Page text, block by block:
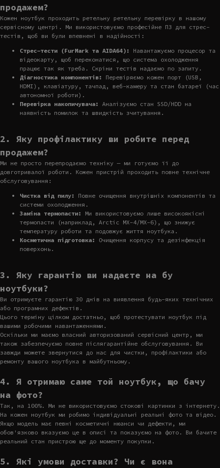
продажем?
Кожен ноутбук проходить ретельну ретельну перевірку в нашому
сервісному центрі. Ми використовуємо професійне ПЗ для стрес-
тестів, щоб ви були впевнені в надійності:
Стрес-тести (FurMark та AIDA64):
Навантажуємо процесор та
відеокарту, щоб переконатися, що система охолодження
працює так як треба. Скріни тестів надаємо по запиту.
Діагностика компонентів:
Перевіряємо кожен порт (USB,
HDMI), клавіатуру, тачпад, веб-камеру та стан батареї (час
автономної роботи).
Перевірка накопичувача:
Аналізуємо стан SSD/HDD на
наявність помилок та швидкість зчитування.
2. Яку профілактику ви робите перед
продажем?
Ми не просто перепродаємо техніку — ми готуємо її до
довготривалої роботи. Кожен пристрій проходить повне технічне
обслуговування:
Чистка від пилу:
Повне очищення внутрішніх компонентів та
системи охолодження.
Заміна термопасти:
Ми використовуємо лише високоякісні
термопасти (наприклад, Arctic MX-4/MX-6), що знижує
температуру роботи та подовжує життя ноутбука.
Косметична підготовка:
Очищення корпусу та дезінфекція
поверхонь.
3. Яку гарантію ви надаєте на бу
ноутбуки?
Ви отримуєте гарантію 30 днів на виявлення будь-яких технічних
або програмних дефектів.
Цього терміну цілком достатньо, щоб протестувати ноутбук під
вашими робочими навантаженнями.
Оскільки ми маємо власний авторизований сервісний центр, ми
також забезпечуємо повне післягарантійне обслуговування. Ви
завжди можете звернутися до нас для чистки, профілактики або
ремонту вашого ноутбука в майбутньому.
4. Я отримаю саме той ноутбук, що бачу
на фото?
Так, на 100%. Ми не використовуємо стокові картинки з інтернету.
На кожен ноутбук ми робимо індивідуальні реальні фото та відео.
Якщо модель має певні косметичні нюанси чи дефекти, ми
обов'язково вказуємо це в описі та показуємо на фото. Ви бачите
реальний стан пристрою ще до моменту покупки.
5. Які умови доставки? Чи є вона